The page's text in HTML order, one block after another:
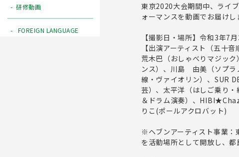
研修動画
FOREIGN LANGUAGE
東京2020大会期間中、ライ
ォーマンスを動画でお届けし
【撮影日・場所】令和3年7
【出演アーティスト（五十音
荒木巴（おしゃべりマジッ
ンス）、川島 由美（ソプラ
線・ヴァイオリン）、SUR
芸）、太平洋（はしご乗り
＆ドラム演奏）、
りこ(ポールアクロバット)
※ヘブンアーティスト事業：
を活動場所として開放し、都